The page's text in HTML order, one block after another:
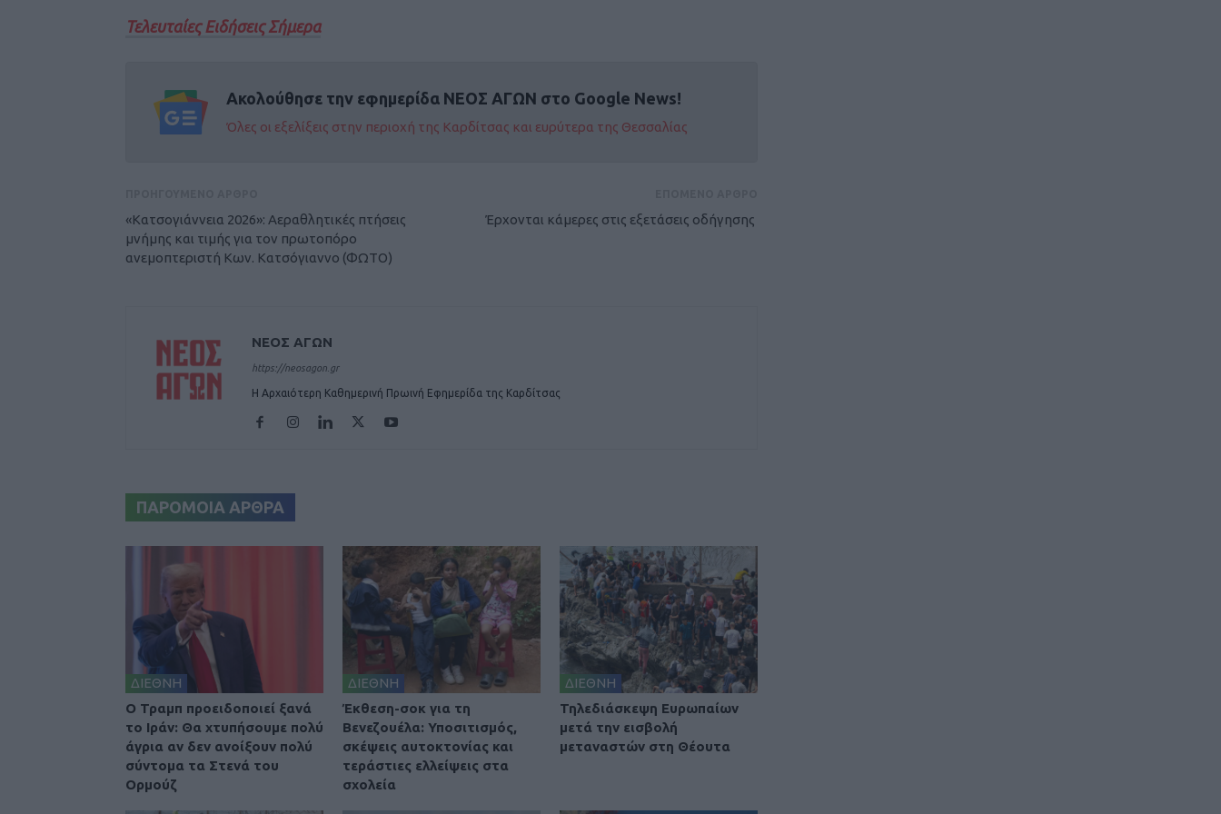
Τελευταίες Ειδήσεις Σήμερα
Ακολούθησε την εφημερίδα ΝΕΟΣ ΑΓΩΝ στο Google News!
Όλες οι εξελίξεις στην περιοχή της Καρδίτσας και ευρύτερα της Θεσσαλίας
«Κατσογιάννεια 2026»: Αεραθλητικές πτήσεις
μνήμης και τιμής για τον πρωτοπόρο
ανεμοπτεριστή Κων. Κατσόγιαννο (ΦΩΤΟ)
Έρχονται κάμερες στις εξετάσεις οδήγησης
ΝΕΟΣ ΑΓΩΝ
https://neosagon.gr
Η Αρχαιότερη Καθημερινή Πρωινή Εφημερίδα της Καρδίτσας
ΠΑΡΟΜΟΙΑ ΑΡΘΡΑ
ΔΙΕΘΝΗ
O Τραμπ προειδοποιεί ξανά
το Ιράν: Θα χτυπήσουμε πολύ
άγρια αν δεν ανοίξουν πολύ
σύντομα τα Στενά του
Ορμούζ
ΔΙΕΘΝΗ
Έκθεση-σοκ για τη
Βενεζουέλα: Υποσιτισμός,
σκέψεις αυτοκτονίας και
τεράστιες ελλείψεις στα
σχολεία
ΔΙΕΘΝΗ
Τηλεδιάσκεψη Ευρωπαίων
μετά την εισβολή
μεταναστών στη Θέουτα